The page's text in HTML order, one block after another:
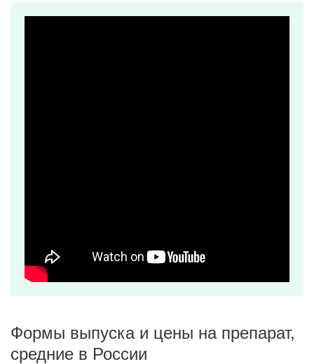
Формы выпуска и цены на препарат,
средние в России